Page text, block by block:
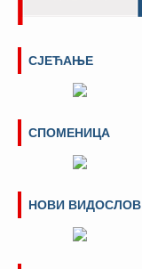
СЈЕЋАЊЕ
СПОМЕНИЦА
НОВИ ВИДОСЛОВ